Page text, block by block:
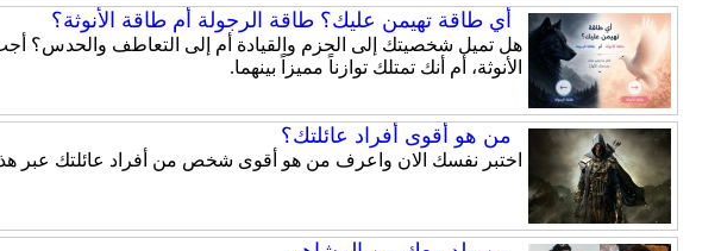
أي طاقة تهيمن عليك؟ طاقة الرجولة أم طاقة الأنوثة؟
الأنوثة، أم أنك تمتلك توازناً مميزاً بينهما.
من هو أقوى أفراد عائلتك؟
اختبر نفسك الان واعرف من هو أقوى شخص من أفراد عائلتك عبر هذا